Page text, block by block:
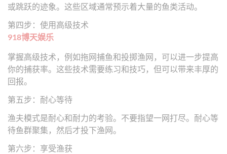
或跳跃的迹象。这些区域通常预示着大量的鱼类活动。
第四步：使用高级技术
918博天娱乐
掌握高级技术，例如拖网捕鱼和投掷渔网，可以进一步提高
你的捕获率。这些技术需要练习和技巧，但可以带来丰厚的
回报。
第五步：耐心等待
渔夫模式是耐心和耐力的考验。不要指望一网打尽。耐心等
待鱼群聚集，然后才投下渔网。
第六步：享受渔获